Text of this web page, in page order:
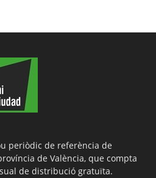
periòdic de referència de
de València, que compta
de distribució gratuïta.